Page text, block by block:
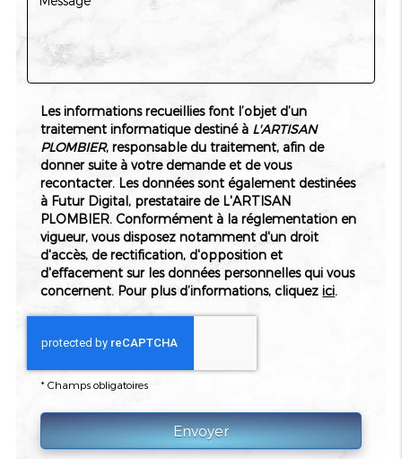
plus qu'une simple rénovation : c'est une véritable
qualité de vie.
création d'une salle de bain dans les combles à
Schiltigheimse présente comme une solution innovante
qui allie design contemporain et fonctionnalité. En misant
sur des installations techniques avancées et une attention
particulière aux contraintes d'espace, nous transformons vos
combles en un environnement pratique et élégant. Nos
experts analysent minutieusement la structure de votre
maison pour proposer des aménagements sur mesure qui
respectent la disposition architecturale des lieux et la
réglementation en vigueur. Cette approche garantit une
intégration harmonieuse tout en optimisant la circulation
et la ventilation, points essentiels pour un confort optimal.
Chez L'ARTISAN PLOMBIER, chaque détail compte, et
notre engagement envers l'excellence se reflète dans la
qualité de nos réalisations.
Optimisez votre espace avec expertise
création d'une salle de bain dans les combles à
Schiltigheimoffre une occasion unique de transformer des
espaces souvent négligés en de véritables pièces de vie. En
exploitant judicieusement chaque centimètre carré, nous
Les informations recueillies font l’objet d’un
traitement informatique destiné à L'ARTISAN
PLOMBIER, responsable du traitement, afin de
donner suite à votre demande et de vous
recontacter. Les données sont également destinées
à Futur Digital, prestataire de L'ARTISAN
PLOMBIER. Conformément à la réglementation en
vigueur, vous disposez notamment d'un droit
d'accès, de rectification, d'opposition et
d'effacement sur les données personnelles qui vous
concernent. Pour plus d’informations, cliquezici.
*Champs obligatoires